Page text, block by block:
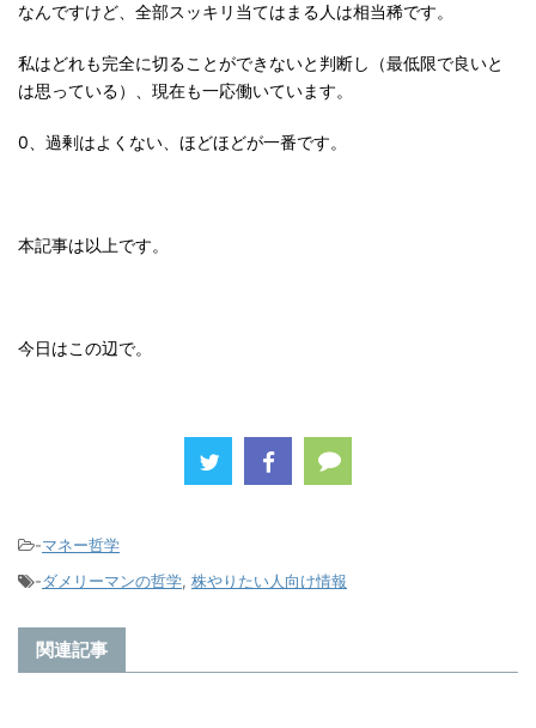
なんですけど、全部スッキリ当てはまる人は相当稀です。
私はどれも完全に切ることができないと判断し（最低限で良いと
は思っている）、現在も一応働いています。
0、過剰はよくない、ほどほどが一番です。
本記事は以上です。
今日はこの辺で。
-マネー哲学
-ダメリーマンの哲学, 株やりたい人向け情報
関連記事